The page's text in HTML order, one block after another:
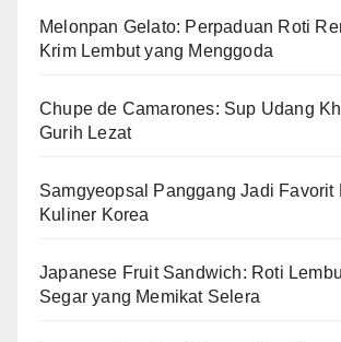
Melonpan Gelato: Perpaduan Roti
Krim Lembut yang Menggoda
Chupe de Camarones: Sup Udang
Gurih Lezat
Samgyeopsal Panggang Jadi Favorit
Kuliner Korea
Japanese Fruit Sandwich: Roti
Segar yang Memikat Selera